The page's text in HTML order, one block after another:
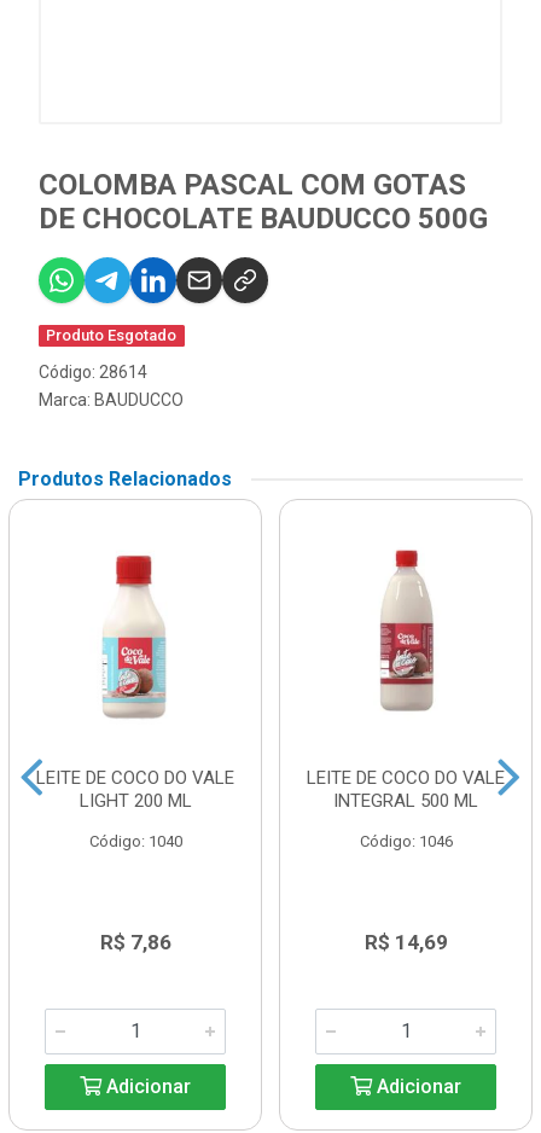
COLOMBA PASCAL COM GOTAS
DE CHOCOLATE BAUDUCCO 500G
Produto Esgotado
Código: 28614
Marca: BAUDUCCO
Produtos Relacionados
LEITE DE COCO DO VALE
LIGHT 200 ML
Código: 1040
R$ 7,86
Adicionar
LEITE DE COCO DO VALE
INTEGRAL 500 ML
Código: 1046
R$ 14,69
Adicionar